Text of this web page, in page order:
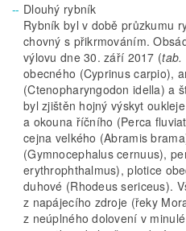
Dlouhý rybník
Rybník byl v době průzkumu
chovný s přikrmováním.
výlovu dne 30. září 2017 (tab.
obecného (Cyprinus carpio),
(Ctenopharyngodon idella) a
byl zjištěn hojný výskyt
a okouna říčního (Perca
cejna velkého (Abramis
(Gymnocephalus cernuus),
erythrophthalmus), plotice
duhové (Rhodeus sericeus).
z napájecího zdroje (řeky
z neúplného dolovení v